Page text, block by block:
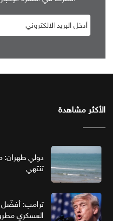
الأكثر مشاهدة
دولي
تنتهي
ترامب: أفضّل
العسكري